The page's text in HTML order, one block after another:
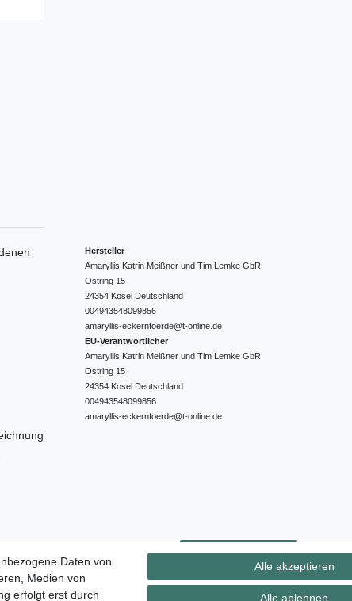
Hersteller
Amaryllis Katrin Meißner und Tim Lemke GbR
Ostring 15
24354 Kosel Deutschland
004943548099856
amaryllis-eckernfoerde@t-online.de
EU-Verantwortlicher
Amaryllis Katrin Meißner und Tim Lemke GbR
Ostring 15
24354 Kosel Deutschland
004943548099856
amaryllis-eckernfoerde@t-online.de
Widerrufs­recht Vertrag widerrufen Kontakt
Daten von
Medien von
erfolgt erst durch
Alle akzeptieren
Alle ablehnen